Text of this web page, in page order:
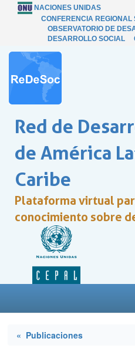
NACIONES UNIDAS
CONFERENCIA
OBSERVATORIO DE
DESARROLLO SOCIAL
Red de
de América
Caribe
Plataforma virtual
conocimiento sobre
« Publicaciones